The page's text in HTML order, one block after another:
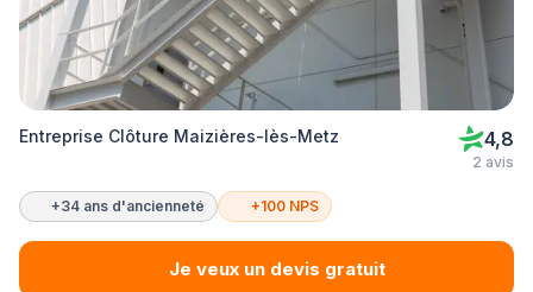
Entreprise Clôture Maizières-lès-Metz 4,8
2 avis
+34 ans d'ancienneté +100 NPS
Je veux un devis gratuit